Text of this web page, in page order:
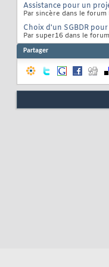
Assistance pour un
Par sincère dans le forum
Choix d'un SGBDR
Par super16 dans le
Partager